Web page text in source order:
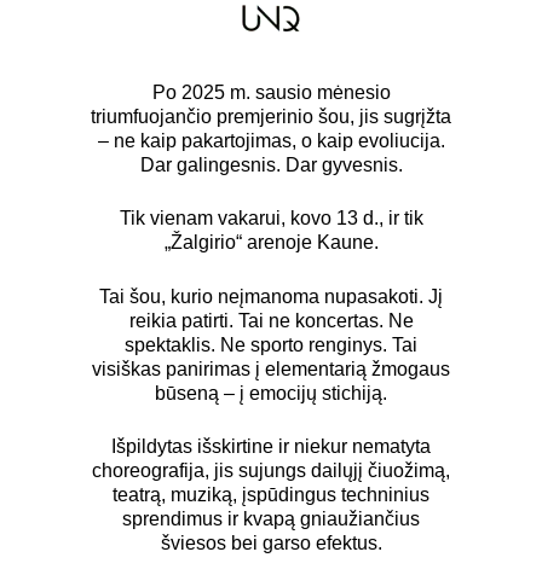
Po 2025 m. sausio mėnesio
triumfuojančio premjerinio šou, jis sugrįžta
– ne kaip pakartojimas, o kaip evoliucija.
Dar galingesnis. Dar gyvesnis.
Tik vienam vakarui, kovo 13 d., ir tik
„Žalgirio“ arenoje Kaune.
Tai šou, kurio neįmanoma nupasakoti. Jį
reikia patirti. Tai ne koncertas. Ne
spektaklis. Ne sporto renginys. Tai
visiškas panirimas į elementarią žmogaus
būseną – į emocijų stichiją.
Išpildytas išskirtine ir niekur nematyta
choreografija, jis sujungs dailųjį čiuožimą,
teatrą, muziką, įspūdingus techninius
sprendimus ir kvapą gniaužiančius
šviesos bei garso efektus.